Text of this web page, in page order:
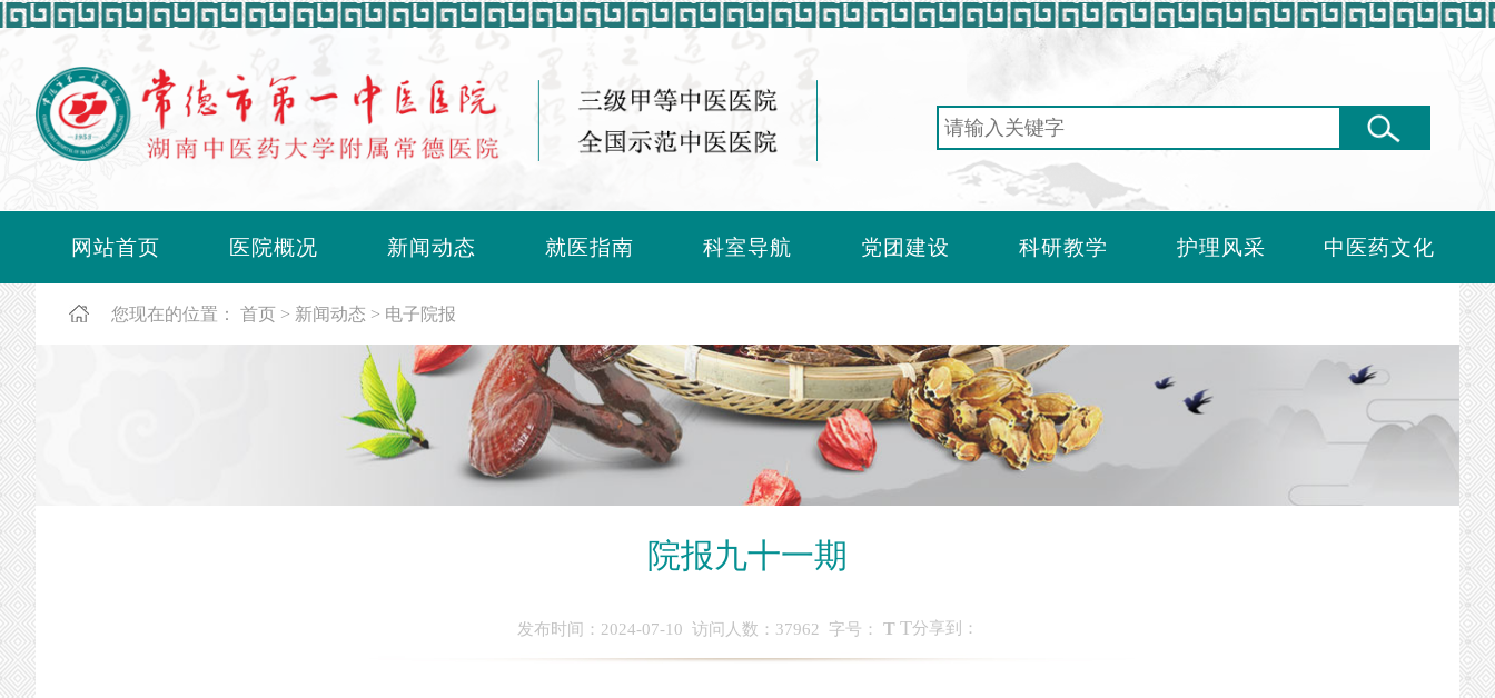
网站首页 医院概况 新闻动态 就医指南 科室导航 党团建设 科研教学 护理风采 中医药文化
您现在的位置： 首页 新闻动态 电子院报
院报九十一期
发布时间：2024-07-10 访问人数： 37962 字号： T T分享到：